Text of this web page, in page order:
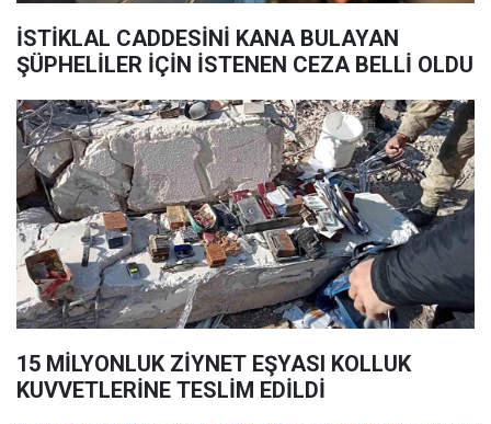
İSTİKLAL CADDESİNİ KANA BULAYAN
ŞÜPHELİLER İÇİN İSTENEN CEZA BELLİ OLDU
15 MİLYONLUK ZİYNET EŞYASI KOLLUK
KUVVETLERİNE TESLİM EDİLDİ